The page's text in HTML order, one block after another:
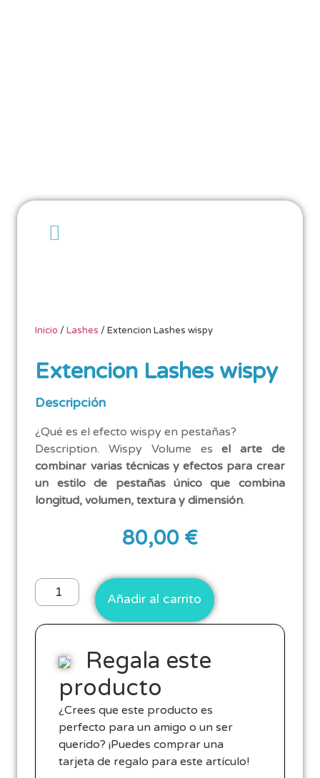
Inicio /Lashes / Extencion Lashes wispy
Extencion Lashes wispy
Descripción
¿Qué es el efecto wispy en pestañas?
Description. Wispy Volume esel arte de
combinar varias técnicas y efectos para crear
un estilo de pestañas único que combina
longitud, volumen, textura y dimensión.
80,00 €
Añadir al carrito
Regala este
producto
¿Crees que este producto es
perfecto para un amigo o un ser
querido? ¡Puedes comprar una
tarjeta de regalo para este artículo!